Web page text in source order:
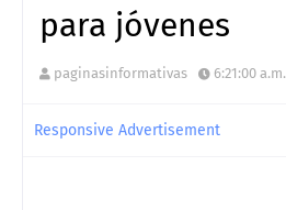
para jóvenes
paginasinformativas 6:21:00 a.m.
Responsive Advertisement